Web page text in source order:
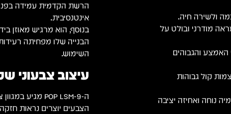
מודרני ובולט על
האמצע והגבוהים
קול גבוהות
נוחה ואחיזה יציבה
הרשת הקדמית עמידה בפני
אינטנסיבית.
בנוסף, הוא מרגיש מאוזן
הבנייה שלו מפחיתה
השימוש.
עיצוב צבעוני
ה-POP LSM-9 מגיע במגוון צבעים בולטים שמוסיפים אנרגיה לכל הופעה.
הצבעים יוצרים נראות